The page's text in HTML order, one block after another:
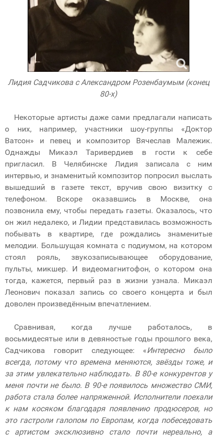
Лидия Садчикова с Александром Розенбаумым (конец
80-х)
Некоторые артисты даже сами предлагали написать
о них, например, участники шоу-группы «Доктор
Ватсон» и певец и композитор Вячеслав Малежик.
Однажды Микаэл Таривердиев в гости к себе
пригласил. В Челябинске Лидия записала с ним
интервью, и знаменитый композитор попросил выслать
вышедший в газете текст, вручив свою визитку с
телефоном. Вскоре оказавшись в Москве, она
позвонила ему, чтобы передать газеты. Оказалось, что
он жил недалеко, и Лидии представилась возможность
побывать в квартире, где рождались знаменитые
мелодии. Большущая комната с подиумом, на котором
стоял рояль, звукозаписывающее оборудование,
пульты, микшер. И видеомагнитофон, о котором она
тогда, кажется, первый раз в жизни узнала. Микаэл
Леонович показал запись со своего концерта и был
доволен произведённым впечатлением.
Сравнивая, когда лучше работалось, в
восьмидесятые или в девяностые годы прошлого века,
Садчикова говорит следующее: «Интересно было
всегда, потому что времена меняются, звёзды тоже, и
за этим увлекательно наблюдать. В 80-е конкурентов у
меня почти не было. В 90-е появилось множество СМИ,
работа стала более напряженной. Исполнители поехали
к нам косяком благодаря появлению продюсеров, но
это гастроли галопом по Европам, когда побеседовать
с артистом эксклюзивно стало почти нереально, а